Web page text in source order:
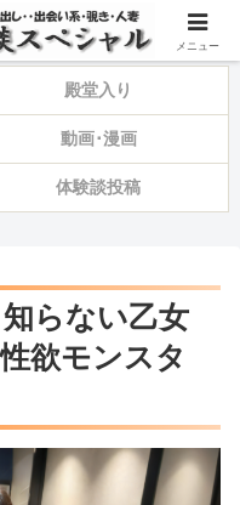
とり言⚠️
殿堂入り
動画･漫画
体験談投稿
らない乙女
欲モンスタ
メニュー